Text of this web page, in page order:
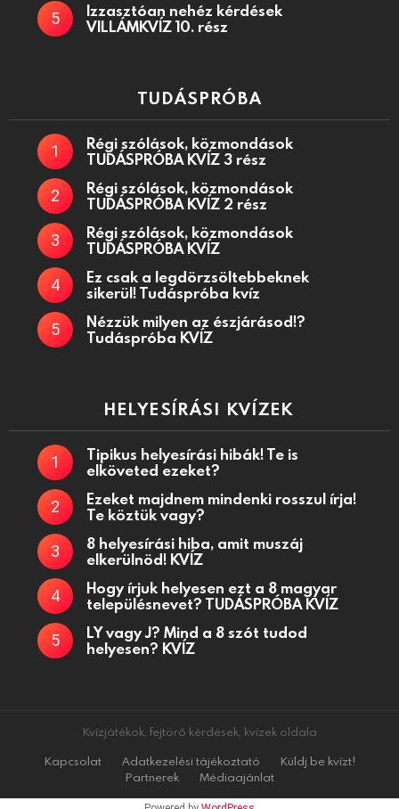
Izzasztóan nehéz kérdések
VILLÁMKVÍZ 10. rész
TUDÁSPRÓBA
Régi szólások, közmondások
TUDÁSPRÓBA KVÍZ 3 rész
Régi szólások, közmondások
TUDÁSPRÓBA KVÍZ 2 rész
Régi szólások, közmondások
TUDÁSPRÓBA KVÍZ
Ez csak a legdörzsöltebbeknek
sikerül! Tudáspróba kvíz
Nézzük milyen az észjárásod!?
Tudáspróba KVÍZ
HELYESÍRÁSI KVÍZEK
Tipikus helyesírási hibák! Te is
elköveted ezeket?
Ezeket majdnem mindenki rosszul írja!
Te köztük vagy?
8 helyesírási hiba, amit muszáj
elkerülnöd! KVÍZ
Hogy írjuk helyesen ezt a 8 magyar
településnevet? TUDÁSPRÓBA KVÍZ
LY vagy J? Mind a 8 szót tudod
helyesen? KVÍZ
Kvízjátékok, fejtörő kérdések, kvízek oldala
Kapcsolat
Adatkezelési tájékoztató
Küldj be kvízt!
Partnerek
Médiaajánlat